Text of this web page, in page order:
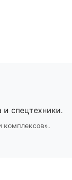
и спецтехники.
комплексов».